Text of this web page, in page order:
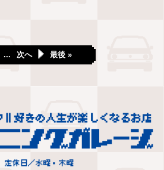
... 次へ 最後 »
定休日／水曜・木曜